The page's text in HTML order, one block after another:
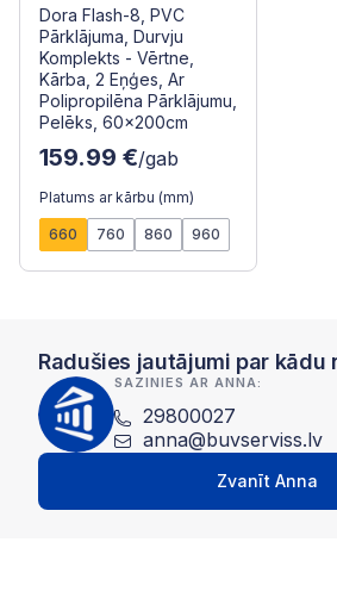
Dora Flash-8, PVC
Pārklājuma, Durvju
Komplekts - Vērtne,
Kārba, 2 Eņģes, Ar
Polipropilēna Pārklājumu,
Pelēks, 60x200cm
159.99 €/gab
Platums ar kārbu (mm)
660 760 860 960
Radušies jautājumi par kādu
SAZINIES AR ANNA:
29800027
anna@buvserviss.lv
Zvanīt Anna